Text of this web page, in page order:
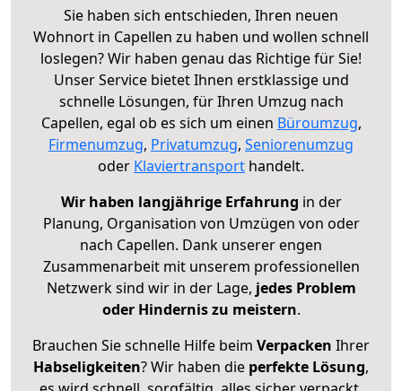
Sie haben sich entschieden, Ihren neuen
Wohnort in Capellen zu haben und wollen schnell
loslegen? Wir haben genau das Richtige für Sie!
Unser Service bietet Ihnen erstklassige und
schnelle Lösungen, für Ihren Umzug nach
Capellen, egal ob es sich um einen Büroumzug,
Firmenumzug, Privatumzug, Seniorenumzug
oder Klaviertransport handelt.
Wir haben langjährige Erfahrung in der
Planung, Organisation von Umzügen von oder
nach Capellen. Dank unserer engen
Zusammenarbeit mit unserem professionellen
Netzwerk sind wir in der Lage, jedes Problem
oder Hindernis zu meistern.
Brauchen Sie schnelle Hilfe beim Verpacken Ihrer
Habseligkeiten? Wir haben die perfekte Lösung,